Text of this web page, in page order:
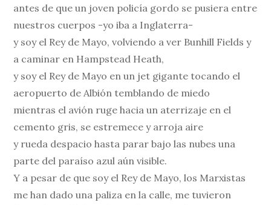
antes de que un joven policía gordo se pusiera entre
nuestros cuerpos -yo iba a Inglaterra-
y soy el Rey de Mayo, volviendo a ver Bunhill Fields y
a caminar en Hampstead Heath,
y soy el Rey de Mayo en un jet gigante tocando el
aeropuerto de Albión temblando de miedo
mientras el avión ruge hacia un aterrizaje en el
cemento gris, se estremece y arroja aire
y rueda despacio hasta parar bajo las nubes una
parte del paraíso azul aún visible.
Y a pesar de que soy el Rey de Mayo, los Marxistas
me han dado una paliza en la calle, me tuvieron